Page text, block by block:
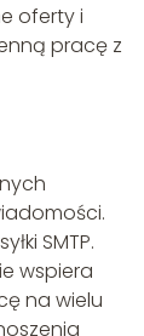
oferty i
pracę z
SMTP.
wspiera
na wielu